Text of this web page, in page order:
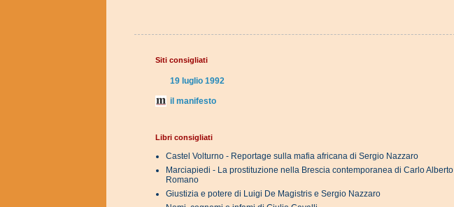
Siti consigliati
19 luglio 1992
il manifesto
Libri consigliati
Castel Volturno - Reportage sulla mafia africana di Sergio Nazzaro
Marciapiedi - La prostituzione nella Brescia contemporanea di Carlo Alberto
Romano
Giustizia e potere di Luigi De Magistris e Sergio Nazzaro